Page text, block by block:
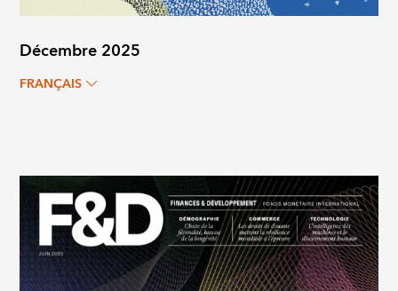
Décembre 2025
FRANÇAIS